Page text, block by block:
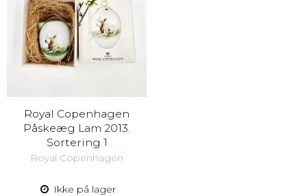
Royal Copenhagen
Påskeæg Lam 2013.
Sortering 1
Royal Copenhagen
Ikke på lager